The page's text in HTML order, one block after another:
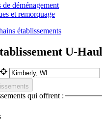
de déménagement
et remorquage
établissements
U-Haul
qui offrent :